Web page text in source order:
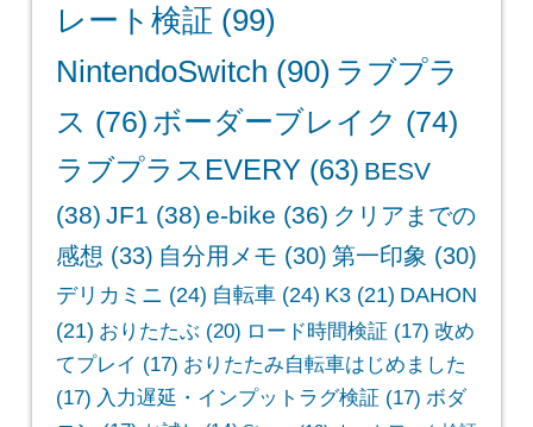
レート検証 (99)
NintendoSwitch (90) ラブプラ
ス (76) ボーダーブレイク (74)
ラブプラスEVERY(63) BESV
(38) JF1 (38) e-bike (36) クリアまでの
感想 (33) 自分用メモ (30) 第一印象 (30)
デリカミニ (24) 自転車(24) K3(21) DAHON
(21) おりたたぶ (20) ロード時間検証 (17) 改め
てプレイ (17) おりたたみ自転車はじめました
(17) 入力遅延・インプットラグ検証 (17) ボダ